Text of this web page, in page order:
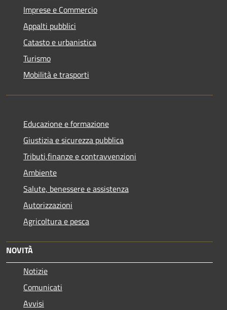
Imprese e Commercio
Appalti pubblici
Catasto e urbanistica
Turismo
Mobilità e trasporti
Educazione e formazione
Giustizia e sicurezza pubblica
Tributi,finanze e contravvenzioni
Ambiente
Salute, benessere e assistenza
Autorizzazioni
Agricoltura e pesca
NOVITÀ
Notizie
Comunicati
Avvisi